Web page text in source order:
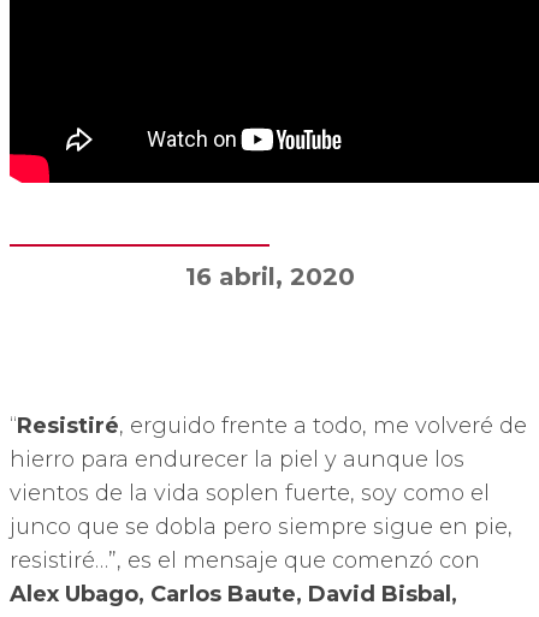
16 abril, 2020
“Resistiré, erguido frente a todo, me volveré de
hierro para endurecer la piel y aunque los
vientos de la vida soplen fuerte, soy como el
junco que se dobla pero siempre sigue en pie,
resistiré…”, es el mensaje que comenzó con
Alex Ubago, Carlos Baute, David Bisbal,